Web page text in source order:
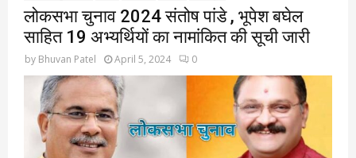
लोकसभा चुनाव 2024 संतोष पांडे , भूपेश बघेल
साहित 19 अभ्यर्थियों का नामांकित की सूची जारी
by Bhuvan Patel April 5, 2024 0